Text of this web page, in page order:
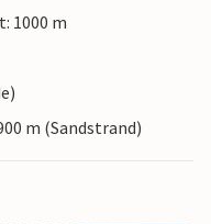
1000 m
m (Sandstrand)